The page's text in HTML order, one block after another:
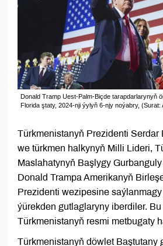
Donald Tramp Uest-Palm-Biçde tarapdarlarynyň
Florida ştaty, 2024-nji ýylyň 6-njy noýabry, (Surat:
Türkmenistanyň Prezidenti Serdar
we türkmen halkynyň Milli Lideri,
Maslahatynyň Başlygy
Donald Trampa Amerikanyň
Prezidenti wezipesine
ýürekden gutlaglaryny iberdiler. Bu
Türkmenistanyň resmi metbugaty
Türkmenistanyň döwlet Baştutany